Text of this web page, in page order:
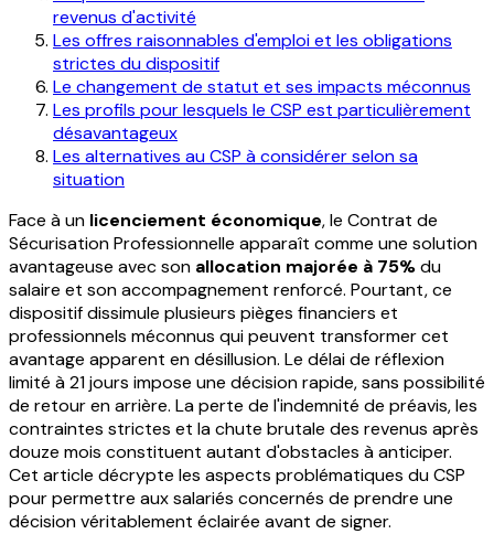
revenus d'activité
Les offres raisonnables d'emploi et les obligations
strictes du dispositif
Le changement de statut et ses impacts méconnus
Les profils pour lesquels le CSP est particulièrement
désavantageux
Les alternatives au CSP à considérer selon sa
situation
Face à un licenciement économique, le Contrat de
Sécurisation Professionnelle apparaît comme une solution
avantageuse avec son allocation majorée à 75%du
salaire et son accompagnement renforcé. Pourtant, ce
dispositif dissimule plusieurs pièges financiers et
professionnels méconnus qui peuvent transformer cet
avantage apparent en désillusion. Le délai de réflexion
limité à 21 jours impose une décision rapide, sans possibilité
de retour en arrière. La perte de l'indemnité de préavis, les
contraintes strictes et la chute brutale des revenus après
douze mois constituent autant d'obstacles à anticiper.
Cet article décrypte les aspects problématiques du CSP
pour permettre aux salariés concernés de prendre une
décision véritablement éclairée avant de signer.